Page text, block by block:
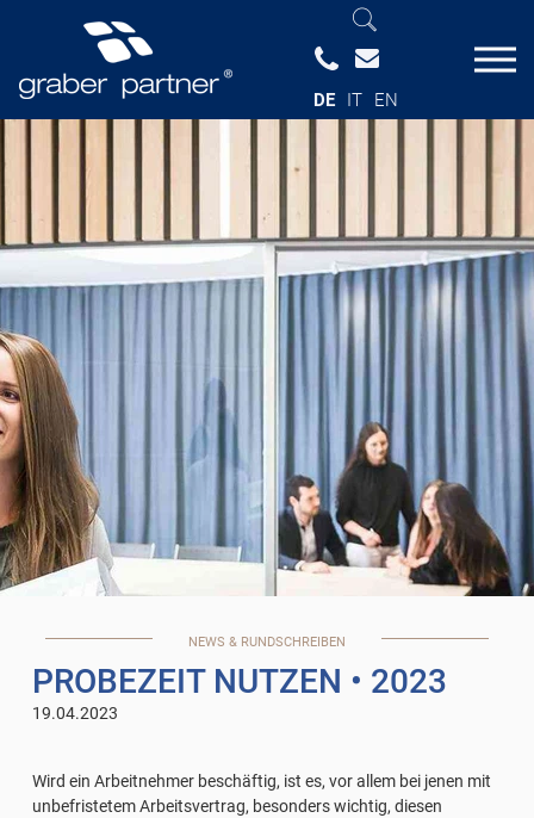
DE IT EN
NEWS & RUNDSCHREIBEN
PROBEZEIT NUTZEN • 2023
19.04.2023
Wird ein Arbeitnehmer beschäftig, ist es, vor allem bei jenen mit
unbefristetem Arbeitsvertrag, besonders wichtig, diesen